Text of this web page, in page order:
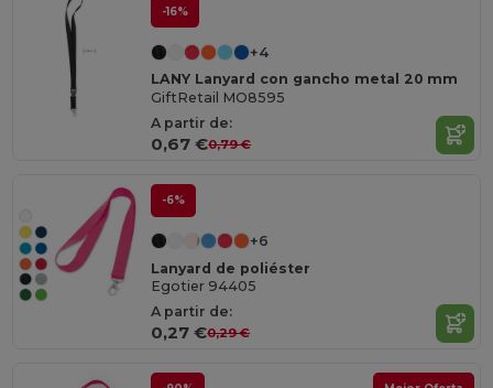
-16%
+4
LANY Lanyard con gancho metal 20 mm
GiftRetail MO8595
A partir de:
0,67 €0,79 €
-6%
+6
Lanyard de poliéster
Egotier 94405
A partir de:
0,27 €0,29 €